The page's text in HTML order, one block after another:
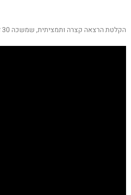
הקלטת הרצאה קצרה ותמציתית, שמשכה 30 דקות, בסוגיה של "מעמדה המשפטי של התב"ע". עוה"ד לירון רז העוסקת בתכנון ובניה ועוה"ד חגי שבתאי הרצו בפני קורס מנהלי תכנון ובניה בקיבוצים.